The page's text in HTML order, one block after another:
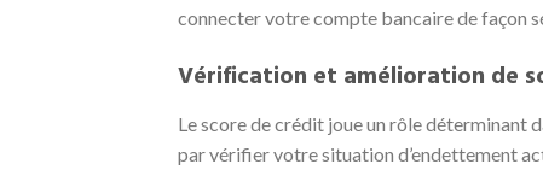
connecter votre compte bancaire de façon
Vérification et amélioration de
Le score de crédit joue un rôle déterminant
par vérifier votre situation d’endettement